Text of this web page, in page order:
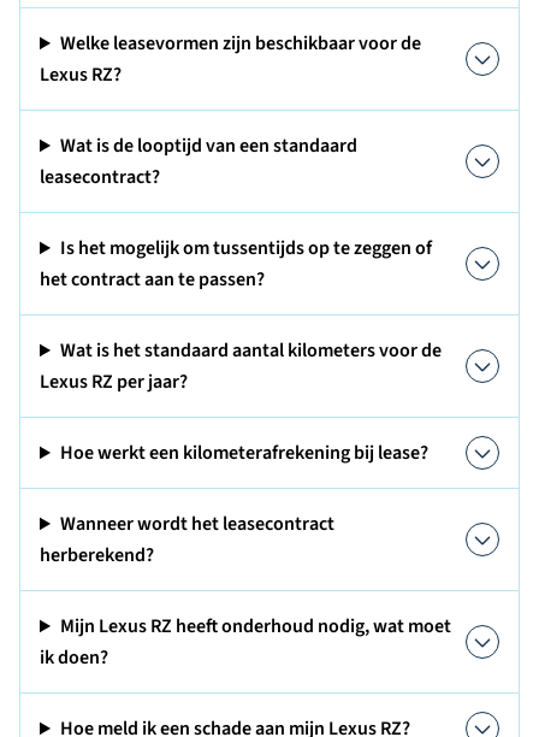
Welke leasevormen zijn beschikbaar voor de
Lexus RZ?
Wat is de looptijd van een standaard
leasecontract?
Is het mogelijk om tussentijds op te zeggen of
het contract aan te passen?
Wat is het standaard aantal kilometers voor de
Lexus RZ per jaar?
Hoe werkt een kilometerafrekening bij lease?
Wanneer wordt het leasecontract
herberekend?
Mijn Lexus RZ heeft onderhoud nodig, wat moet
ik doen?
Hoe meld ik een schade aan mijn Lexus RZ?